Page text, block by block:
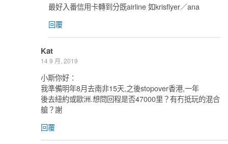
最好入番信用卡轉到分既airline 如krisflyer／ana
回覆
Kat
14 9 月, 2019
小斯你好：
我準備明年8月去南非15天,之後stopover香港,一年
後去紐約或歐洲.想問回程是否47000里？有冇抵玩的混合
艙？謝
回覆